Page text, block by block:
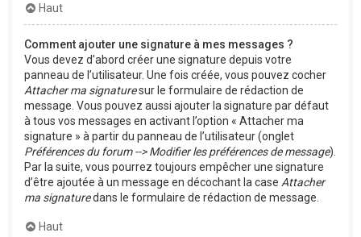
Haut
Comment ajouter une signature à mes messages ?
Vous devez d’abord créer une signature depuis votre
panneau de l’utilisateur. Une fois créée, vous pouvez cocher
Attacher ma signaturesur le formulaire de rédaction de
message. Vous pouvez aussi ajouter la signature par défaut
à tous vos messages en activant l’option « Attacher ma
signature » à partir du panneau de l’utilisateur (onglet
Préférences du forum --> Modifier les préférences de message).
Par la suite, vous pourrez toujours empêcher une signature
d’être ajoutée à un message en décochant la case Attacher
ma signaturedans le formulaire de rédaction de message.
Haut